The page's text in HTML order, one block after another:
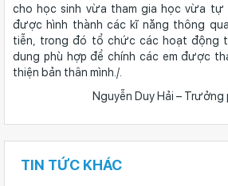
cho học sinh vừa tham gia học vừa
được hình thành các kĩ năng thông
tiễn, trong đó tổ chức các hoạt động
dung phù hợp để chính các em được
thiện bản thân mình./.
Nguyễn Duy Hải –
TIN TỨC KHÁC